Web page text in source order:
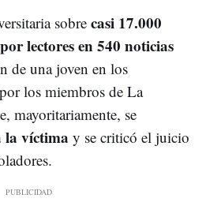
sobre casi 17.000
lectores en 540 noticias
de una joven en los
los miembros de La
mayoritariamente, se
la víctima y se criticó el juicio